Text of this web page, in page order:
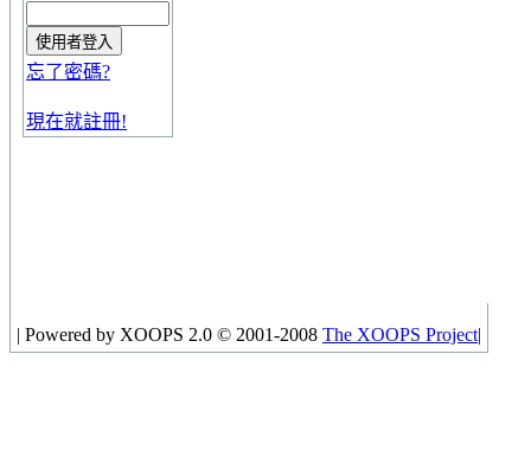
忘了密碼?
現在就註冊!
| Powered by XOOPS 2.0 © 2001-2008 The XOOPS Project|